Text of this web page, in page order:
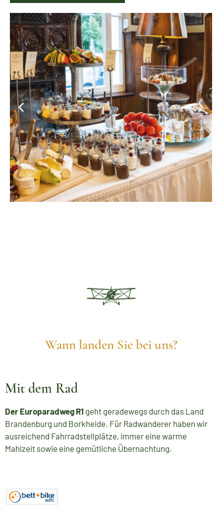
Wann landen Sie bei uns?
Mit dem Rad
Der Europaradweg R1 geht geradewegs durch das Land
Brandenburg und Borkheide. Für Radwanderer haben wir
ausreichend Fahrradstellplätze, immer eine warme
Mahlzeit sowie eine gemütliche Übernachtung.